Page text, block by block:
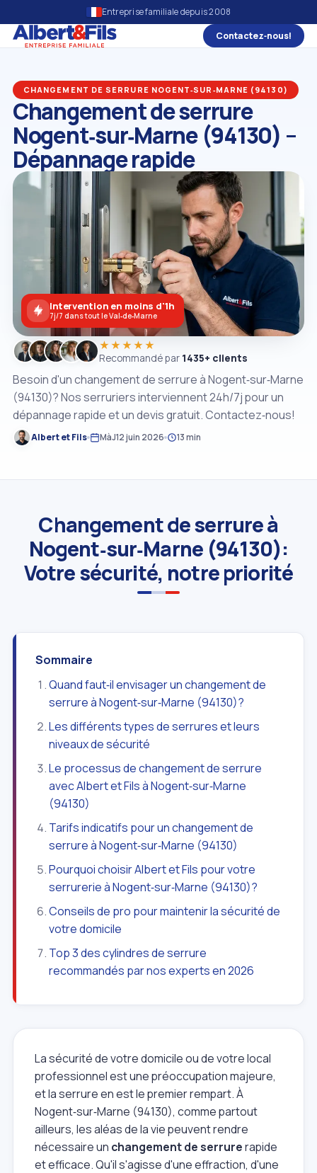
Entreprise familiale depuis 2008
Contactez‑nous!
CHANGEMENT DE SERRURE NOGENT‑SUR‑MARNE (94130)
Changement de serrure
Nogent‑sur‑Marne (94130) –
Dépannage rapide
Besoin d'un changement de serrure à Nogent‑sur‑Marne
(94130)? Nos serruriers interviennent 24h/7j pour un
dépannage rapide et un devis gratuit. Contactez‑nous!
Albert et Fils MàJ12 juin 2026 13 min
★★★★★
Recommandé par 1435+ clients
Intervention en moins d'1h
7j/7 dans tout le Val‑de‑Marne
Changement de serrure à
Nogent‑sur‑Marne (94130):
Votre sécurité, notre priorité
Sommaire
Quand faut‑il envisager un changement de
serrure à Nogent‑sur‑Marne (94130)?
Les différents types de serrures et leurs
niveaux de sécurité
Le processus de changement de serrure
avec Albert et Fils à Nogent‑sur‑Marne
(94130)
Tarifs indicatifs pour un changement de
serrure à Nogent‑sur‑Marne (94130)
Pourquoi choisir Albert et Fils pour votre
serrurerie à Nogent‑sur‑Marne (94130)?
Conseils de pro pour maintenir la sécurité de
votre domicile
Top 3 des cylindres de serrure
recommandés par nos experts en 2026
La sécurité de votre domicile ou de votre local
professionnel est une préoccupation majeure,
et la serrure en est le premier rempart. À
Nogent‑sur‑Marne (94130), comme partout
ailleurs, les aléas de la vie peuvent rendre
nécessaire un changement de serrurerapide
et efficace. Qu'il s'agisse d'une effraction, d'une